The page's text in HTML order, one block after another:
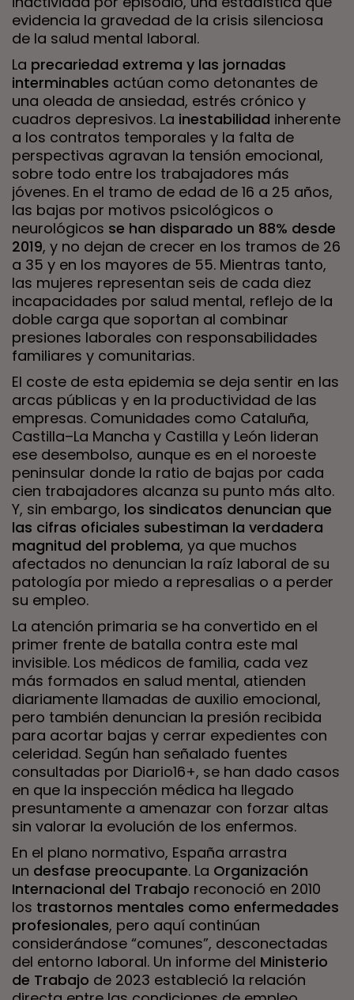
evidencia la gravedad de la crisis silenciosa
de la salud mental laboral.
La precariedad extrema y las jornadas
interminables actúan como detonantes de
una oleada de ansiedad, estrés crónico y
cuadros depresivos. La inestabilidad inherente
a los contratos temporales y la falta de
perspectivas agravan la tensión emocional,
sobre todo entre los trabajadores más
jóvenes. En el tramo de edad de 16 a 25 años,
las bajas por motivos psicológicos o
neurológicos se han disparado un 88% desde
2019, y no dejan de crecer en los tramos de 26
a 35 y en los mayores de 55. Mientras tanto,
las mujeres representan seis de cada diez
incapacidades por salud mental, reflejo de la
doble carga que soportan al combinar
presiones laborales con responsabilidades
familiares y comunitarias.
El coste de esta epidemia se deja sentir en las
arcas públicas y en la productividad de las
empresas. Comunidades como Cataluña,
Castilla–La Mancha y Castilla y León lideran
ese desembolso, aunque es en el noroeste
peninsular donde la ratio de bajas por cada
cien trabajadores alcanza su punto más alto.
Y, sin embargo, los sindicatos denuncian que
las cifras oficiales subestiman la verdadera
magnitud del problema, ya que muchos
afectados no denuncian la raíz laboral de su
patología por miedo a represalias o a perder
su empleo.
La atención primaria se ha convertido en el
primer frente de batalla contra este mal
invisible. Los médicos de familia, cada vez
más formados en salud mental, atienden
diariamente llamadas de auxilio emocional,
pero también denuncian la presión recibida
para acortar bajas y cerrar expedientes con
celeridad. Según han señalado fuentes
consultadas por Diario16+, se han dado casos
en que la inspección médica ha llegado
presuntamente a amenazar con forzar altas
sin valorar la evolución de los enfermos.
En el plano normativo, España arrastra
un desfase preocupante. La Organización
Internacional del Trabajo reconoció en 2010
los trastornos mentales como enfermedades
profesionales, pero aquí continúan
considerándose “comunes”, desconectadas
del entorno laboral. Un informe del Ministerio
de Trabajo de 2023 estableció la relación